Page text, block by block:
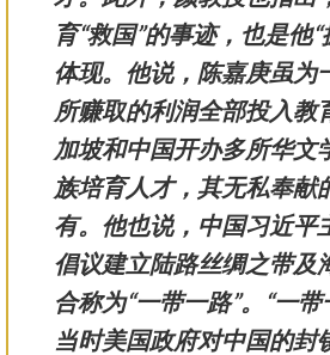
育“救国”的事迹，也是他
体现。他说，陈嘉庚虽为
所赚取的利润全部投入教
加坡和中国开办多所华文
族培育人才，其无私奉献
有。他也说，中国习近平
倡议建立陆路丝绸之带及
合称为“一带一路”。“一
当时美国政府对中国的封